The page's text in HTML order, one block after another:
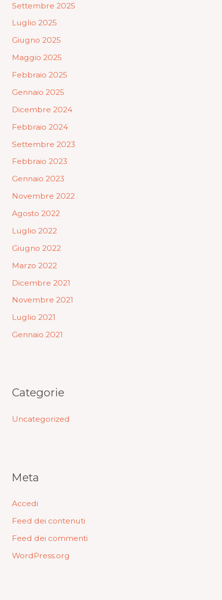
Settembre 2025
Luglio 2025
Giugno 2025
Maggio 2025
Febbraio 2025
Gennaio 2025
Dicembre 2024
Febbraio 2024
Settembre 2023
Febbraio 2023
Gennaio 2023
Novembre 2022
Agosto 2022
Luglio 2022
Giugno 2022
Marzo 2022
Dicembre 2021
Novembre 2021
Luglio 2021
Gennaio 2021
Categorie
Uncategorized
Meta
Accedi
Feed dei contenuti
Feed dei commenti
WordPress.org